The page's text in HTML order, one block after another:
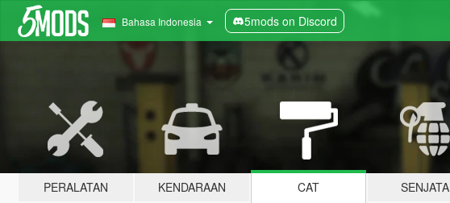
Bahasa Indonesia 5mods on Discord
PERALATAN KENDARAAN CAT SENJATA